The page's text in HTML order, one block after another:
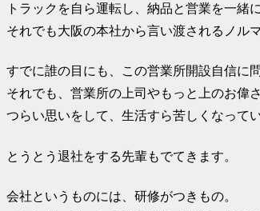
トラックを自ら運転し、納品と営業を一緒
それでも大阪の本社から言い渡されるノル
すでに誰の目にも、この営業所開設自信に
それでも、営業所の上司やもっと上のお偉
つらい思いをして、生活すら苦しくなって
とうとう退社をする先輩もでてきます。
会社というものには、研修がつきもの。